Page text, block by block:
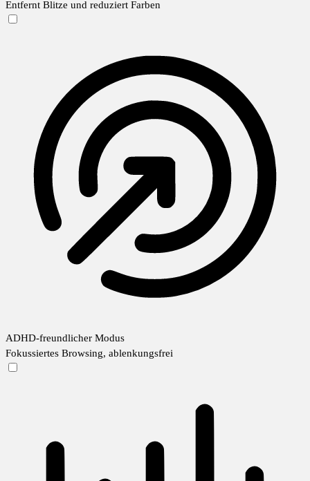
Entfernt Blitze und reduziert Farben
ADHD-freundlicher Modus
Fokussiertes Browsing, ablenkungsfrei